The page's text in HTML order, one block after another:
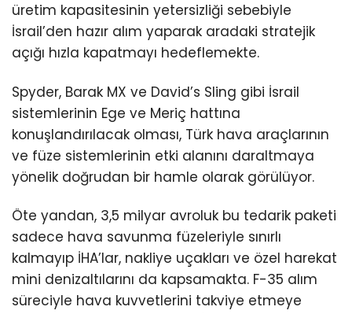
üretim kapasitesinin yetersizliği sebebiyle
İsrail’den hazır alım yaparak aradaki stratejik
açığı hızla kapatmayı hedeflemekte.
Spyder, Barak MX ve David’s Sling gibi İsrail
sistemlerinin Ege ve Meriç hattına
konuşlandırılacak olması, Türk hava araçlarının
ve füze sistemlerinin etki alanını daraltmaya
yönelik doğrudan bir hamle olarak görülüyor.
Öte yandan, 3,5 milyar avroluk bu tedarik paketi
sadece hava savunma füzeleriyle sınırlı
kalmayıp İHA’lar, nakliye uçakları ve özel harekat
mini denizaltılarını da kapsamakta. F-35 alım
süreciyle hava kuvvetlerini takviye etmeye